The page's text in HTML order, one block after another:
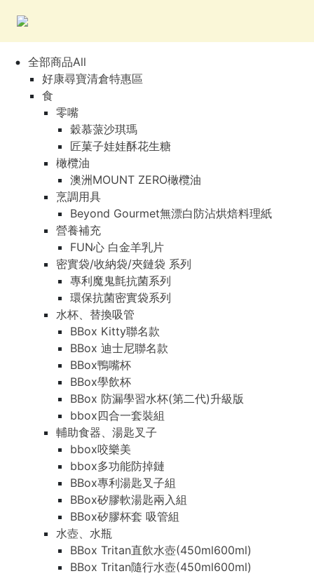
全部商品All
好康尋寶清倉特惠區
食
零嘴
穀慕蒎沙琪瑪
匠菓子娃娃酥花生糖
橄欖油
澳洲MOUNT ZERO橄欖油
烹調用具
Beyond Gourmet無漂白防沾烘焙料理紙
營養補充
FUN心 白金羊乳片
密實袋/收納袋/夾鏈袋 系列
專利魔鬼氈抗菌系列
環保抗菌密實袋系列
水杯、替換吸管
BBox Kitty聯名款
BBox 迪士尼聯名款
BBox鴨嘴杯
BBox學飲杯
BBox 防漏學習水杯(第二代)升級版
bbox四合一套裝組
輔助食器、湯匙叉子
bbox咬樂美
bbox多功能防掉鏈
BBox專利湯匙叉子組
BBox矽膠軟湯匙兩入組
BBox矽膠杯套 吸管組
水壺、水瓶
BBox Tritan直飲水壺(450ml600ml)
BBox Tritan隨行水壺(450ml600ml)